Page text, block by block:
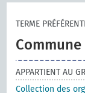
TERME
APPARTIENT AU
Collection des